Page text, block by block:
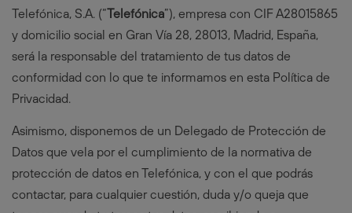
Telefónica, S.A. (“Telefónica”), empresa con CIF A28015865
y domicilio social en Gran Vía 28, 28013, Madrid, España,
será la responsable del tratamiento de tus datos de
conformidad con lo que te informamos en esta Política de
Privacidad.
Asimismo, disponemos de un Delegado de Protección de
Datos que vela por el cumplimiento de la normativa de
protección de datos en Telefónica, y con el que podrás
contactar, para cualquier cuestión, duda y/o queja que